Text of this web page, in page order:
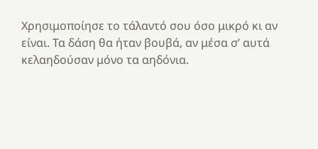
Χρησιμοποίησε το τάλαντό σου όσο μικρό κι αν
είναι. Τα δάση θα ήταν βουβά, αν μέσα σ’ αυτά
κελαηδούσαν μόνο τα αηδόνια.